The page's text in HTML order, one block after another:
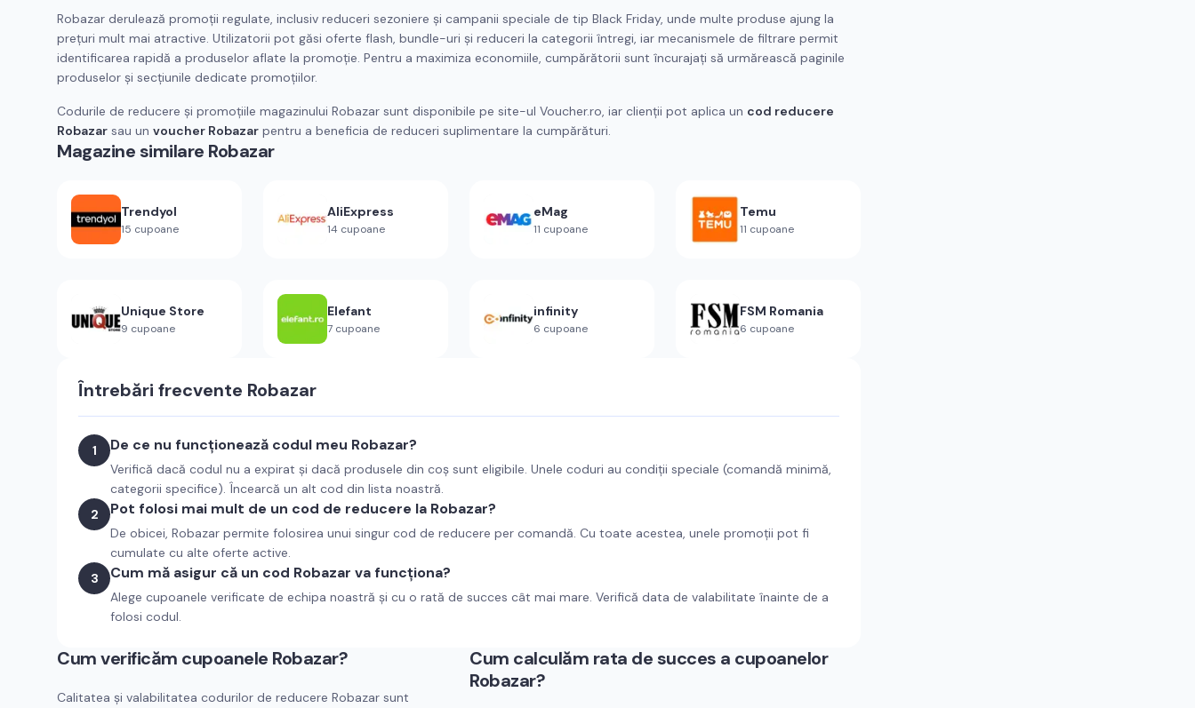
Robazar derulează promoții regulate, inclusiv reduceri sezoniere și campanii speciale de tip Black Friday, unde multe produse ajung la
prețuri mult mai atractive. Utilizatorii pot găsi oferte flash, bundle-uri și reduceri la categorii întregi, iar mecanismele de filtrare permit
identificarea rapidă a produselor aflate la promoție. Pentru a maximiza economiile, cumpărătorii sunt încurajați să urmărească paginile
produselor și secțiunile dedicate promoțiilor.
Codurile de reducere și promoțiile magazinului Robazar sunt disponibile pe site-ul Voucher.ro, iar clienții pot aplica un cod reducere
Robazar sau un voucher Robazar pentru a beneficia de reduceri suplimentare la cumpărături.
Magazine similare Robazar
Trendyol
15 cupoane
AliExpress
14 cupoane
eMag
11 cupoane
Temu
11 cupoane
Unique Store
9 cupoane
Elefant
7 cupoane
infinity
6 cupoane
FSM Romania
6 cupoane
Întrebări frecvente Robazar
1 De ce nu funcționează codul meu Robazar?
Verifică dacă codul nu a expirat și dacă produsele din coș sunt eligibile. Unele coduri au condiții speciale (comandă minimă,
categorii specifice). Încearcă un alt cod din lista noastră.
2
Pot folosi mai mult de un cod de reducere la Robazar?
De obicei, Robazar permite folosirea unui singur cod de reducere per comandă. Cu toate acestea, unele promoții pot fi
cumulate cu alte oferte active.
3
Cum mă asigur că un cod Robazar va funcționa?
Alege cupoanele verificate de echipa noastră și cu o rată de succes cât mai mare. Verifică data de valabilitate înainte de a
folosi codul.
Cum verificăm cupoanele Robazar?
Calitatea și valabilitatea codurilor de reducere Robazar sunt
Cum calculăm rata de succes a cupoanelor
Robazar?